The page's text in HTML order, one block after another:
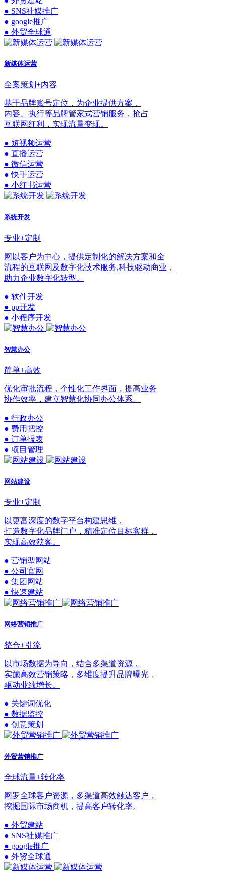
● SNS社媒推广
● google推广
● 外贸全球通
新媒体运营
全案策划+内容
基于品牌账号定位，为企业提供方案，
内容、执行等品牌管家式营销服务，抢占
互联网红利，实现流量变现。
● 短视频运营
● 直播运营
● 微信运营
● 快手运营
● 小红书运营
系统开发
专业+定制
网以客户为中心，提供定制化的解决方案和全
流程的互联网及数字化技术服务,科技驱动商业，
助力企业数字化转型。
● 软件开发
● pp开发
● 小程序开发
智慧办公
简单+高效
优化审批流程，个性化工作界面，提高业务
协作效率，建立智慧化协同办公体系。
● 行政办公
● 费用把控
● 订单报表
● 项目管理
网站建设
专业+定制
以更富深度的数字平台构建思维，
打造数字化品牌门户，精准定位目标客群，
实现高效获客。
● 营销型网站
● 公司官网
● 集团网站
● 快速建站
网络营销推广
整合+引流
以市场数据为导向，结合多渠道资源，
实施高效营销策略，多维度提升品牌曝光，
驱动业绩增长。
● 关键词优化
● 数据监控
● 创意策划
外贸营销推广
全球流量+转化率
网罗全球客户资源，多渠道高效触达客户，
挖掘国际市场商机，提高客户转化率。
● 外贸建站
● SNS社媒推广
● google推广
● 外贸全球通